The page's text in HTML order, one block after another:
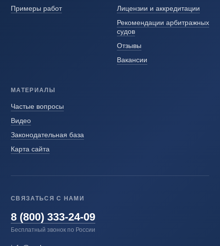
Примеры работ
Лицензии и аккредитации
Рекомендации арбитражных
судов
Отзывы
Вакансии
МАТЕРИАЛЫ
Частые вопросы
Видео
Законодательная база
Карта сайта
СВЯЗАТЬСЯ С НАМИ
8 (800) 333-24-09
Бесплатный звонок по России